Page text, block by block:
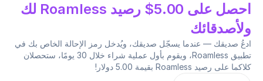
يحصلون على
$5.00
احصل على 5.00$ رصيد Roamless لك
ولأصدقائك
ادعُ صديقك — عندما يسجّل صديقك، ويُدخل رمز الإحالة الخاص بك في
تطبيق Roamless، ويقوم بأول عملية شراء خلال 30 يومًا، ستحصلان
كلاكما على رصيد Roamless بقيمة 5.00 دولار!